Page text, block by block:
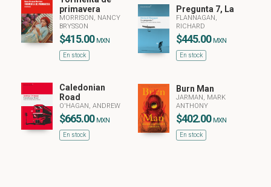
primavera
MORRISON, NANCY
BRYSSON
$415.00 MXN
En stock
Pregunta 7, La
FLANNAGAN,
RICHARD
$445.00 MXN
En stock
Caledonian
Road
O'HAGAN, ANDREW
$665.00 MXN
En stock
Burn Man
JARMAN, MARK
ANTHONY
$402.00 MXN
En stock